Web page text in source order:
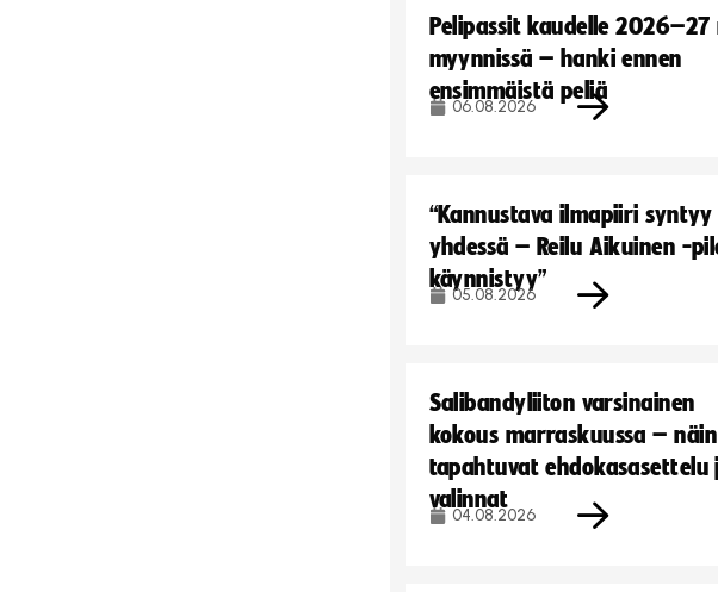
Pelipassit kaudelle
myynnissä – hanki ennen
ensimmäistä peliä
06.08.2026
“Kannustava ilmapiiri syntyy
yhdessä – Reilu Aikuinen -
käynnistyy”
05.08.2026
Salibandyliiton varsinainen
kokous marraskuussa – näin
tapahtuvat ehdokasasettelu
valinnat
04.08.2026